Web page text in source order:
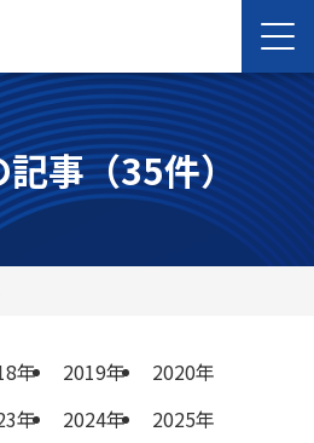
事（35件）
年 2019年
2020年
年 2024年
2025年